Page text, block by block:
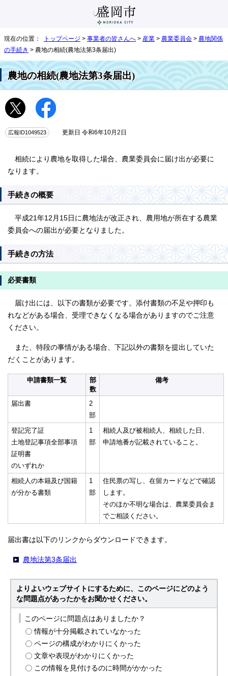
現在の位置： トップページ > 事業者の皆さんへ > 産業 > 農業委員会 > 農地関係
の手続き > 農地の相続(農地法第3条届出)
農地の相続(農地法第3条届出)
広報ID1049523 更新日 令和6年10月2日
相続により農地を取得した場合、農業委員会に届け出が必要に
なります。
手続きの概要
平成21年12月15日に農地法が改正され、農用地が所在する農業
委員会への届出が必要となりました。
手続きの方法
必要書類
届け出には、以下の書類が必要です。添付書類の不足や押印も
れなどがある場合、受理できなくなる場合がありますのでご注意
ください。
また、特段の事情がある場合、下記以外の書類を提出していた
だくことがあります。
申請書類一覧
部
数
備考
届出書
2
部
登記完了証
土地登記事項全部事項
証明書
のいずれか
1
部
相続人及び被相続人、相続した日、
申請地番が記載されていること。
相続人の本籍及び国籍
が分かる書類
1
部
住民票の写し、在留カードなどで確認
します。
そのほか不明な場合は、農業委員会ま
でご相談ください。
届出書は以下のリンクからダウンロードできます。
農地法第3条届出
よりよいウェブサイトにするために、このページにどのよう
な問題点があったかをお聞かせください。
このページに問題点はありましたか？
情報が十分掲載されていなかった
ページの構成がわかりにくかった
文章や表現がわかりにくかった
この情報を見付けるのに時間がかかった